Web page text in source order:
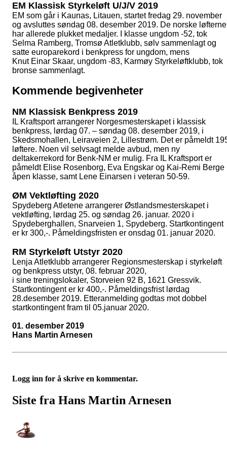
EM Klassisk Styrkeløft U/J/V 2019
EM som går i Kaunas, Litauen, startet fredag 29. november
og avsluttes søndag 08. desember 2019. De norske løfterne
har allerede plukket medaljer. I klasse ungdom -52, tok
Selma Ramberg, Tromsø Atletklubb, sølv sammenlagt og
satte europarekord i benkpress for ungdom, mens
Knut Einar Skaar, ungdom -83, Karmøy Styrkeløftklubb, tok
bronse sammenlagt.
Kommende begivenheter
NM Klassisk Benkpress 2019
IL Kraftsport arrangerer Norgesmesterskapet i klassisk
benkpress, lørdag 07. – søndag 08. desember 2019, i
Skedsmohallen, Leiraveien 2, Lillestrøm. Det er påmeldt
løftere. Noen vil selvsagt melde avbud, men ny
deltakerrekord for Benk-NM er mulig. Fra IL Kraftsport er
påmeldt Elise Rosenborg, Eva Engskar og Kai-Remi Berge
åpen klasse, samt Lene Einarsen i veteran 50-59.
ØM Vektløfting 2020
Spydeberg Atletene arrangerer Østlandsmesterskapet i
vektløfting, lørdag 25. og søndag 26. januar. 2020 i
Spydeberghallen, Snarveien 1, Spydeberg. Startkontingent
er kr 300,-. Påmeldingsfristen er onsdag 01. januar 2020.
RM Styrkeløft Utstyr 2020
Lenja Atletklubb arrangerer Regionsmesterskap i styrkeløft
og benkpress utstyr, 08. februar 2020,
i sine treningslokaler, Storveien 92 B, 1621 Gressvik.
Startkontingent er kr 400,-. Påmeldingsfrist lørdag
28.desember 2019. Etteranmelding godtas mot dobbel
startkontingent fram til 05.januar 2020.
01. desember 2019
Hans Martin Arnesen
Logg inn for å skrive en kommentar.
Siste fra Hans Martin Arnesen